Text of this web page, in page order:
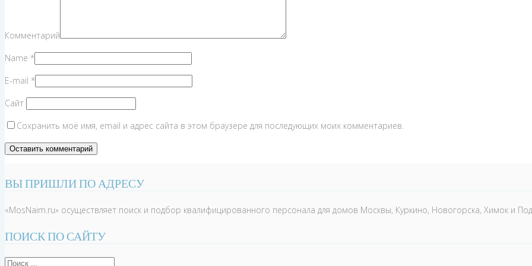
Комментарий
Name *
E-mail *
Сайт
Сохранить моё имя, email и адрес сайта в этом браузере для последующих моих комментариев.
ВЫ ПРИШЛИ ПО АДРЕСУ
«MosNaim.ru» осуществляет поиск и подбор квалифицированного персонала для домов Москвы, Куркино, Новогорска, Химок и
ПОИСК ПО САЙТУ